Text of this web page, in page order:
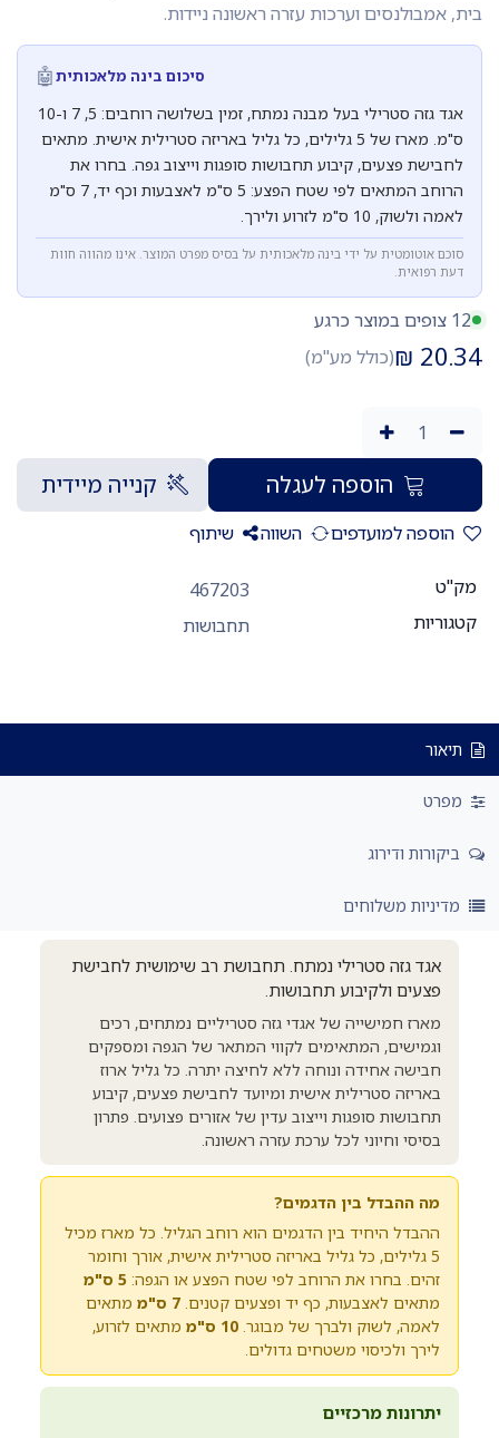
בית, אמבולנסים וערכות עזרה ראשונה ניידות.
סיכום בינה מלאכותית🤖
אגד גזה סטרילי בעל מבנה נמתח, זמין בשלושה רוחבים: 5, 7 ו-10
ס"מ. מארז של 5 גלילים, כל גליל באריזה סטרילית אישית. מתאים
לחבישת פצעים, קיבוע תחבושות סופגות וייצוב גפה. בחרו את
הרוחב המתאים לפי שטח הפצע: 5 ס"מ לאצבעות וכף יד, 7 ס"מ
לאמה ולשוק, 10 ס"מ לזרוע ולירך.
סוכם אוטומטית על ידי בינה מלאכותית על בסיס מפרט המוצר. אינו מהווה חוות
דעת רפואית.
12 צופים במוצר כרגע
20.34
₪(כולל מע"מ)
הוספה לעגלה קנייה מיידית
הוספה למועדפים השווה שיתוף
מק"ט
467203
קטגוריות
תחבושות
תיאור
מפרט
ביקורות ודירוג
מדיניות משלוחים
אגד גזה סטרילי נמתח. תחבושת רב שימושית לחבישת
פצעים ולקיבוע תחבושות.
מארז חמישייה של אגדי גזה סטריליים נמתחים, רכים
וגמישים, המתאימים לקווי המתאר של הגפה ומספקים
חבישה אחידה ונוחה ללא לחיצה יתרה. כל גליל ארוז
באריזה סטרילית אישית ומיועד לחבישת פצעים, קיבוע
תחבושות סופגות וייצוב עדין של אזורים פצועים. פתרון
בסיסי וחיוני לכל ערכת עזרה ראשונה.
מה ההבדל בין הדגמים?
ההבדל היחיד בין הדגמים הוא רוחב הגליל. כל מארז מכיל
5 גלילים, כל גליל באריזה סטרילית אישית, אורך וחומר
זהים. בחרו את הרוחב לפי שטח הפצע או הגפה: 5 ס"מ
מתאים לאצבעות, כף יד ופצעים קטנים. 7 ס"מ
מתאים
לאמה, לשוק ולברך של מבוגר. 10 ס"מ
מתאים לזרוע,
לירך ולכיסוי משטחים גדולים.
יתרונות מרכזיים